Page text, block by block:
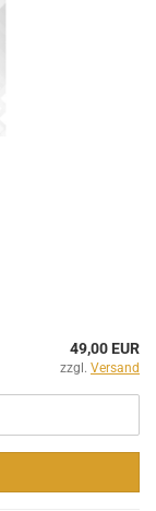
49,00 EUR
zzgl. Versand